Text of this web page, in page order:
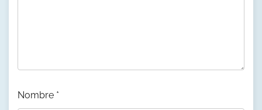
Nombre *